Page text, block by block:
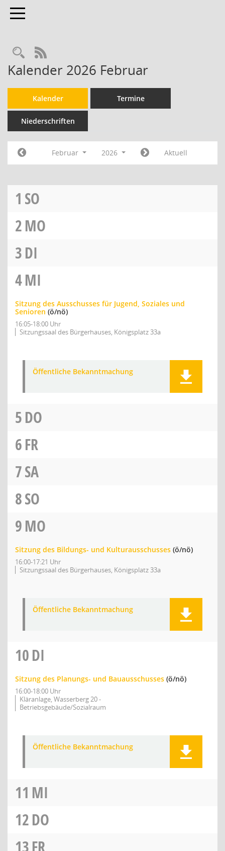
Toggle navigation
RSS-Feed
Kalender 2026 Februar
Kalender Termine
Niederschriften
Februar 2026 Aktuell
1 SO
2MO
3DI
4MI
Sitzung des Ausschusses für Jugend, Soziales und
Senioren (ö/nö)
16:05-18:00 Uhr
Sitzungssaal des Bürgerhauses, Königsplatz 33a
Öffentliche Bekanntmachung
5DO
6FR
7SA
8SO
9MO
Sitzung des Bildungs- und Kulturausschusses (ö/nö)
16:00-17:21 Uhr
Sitzungssaal des Bürgerhauses, Königsplatz 33a
Öffentliche Bekanntmachung
10DI
Sitzung des Planungs- und Bauausschusses (ö/nö)
16:00-18:00 Uhr
Kläranlage, Wasserberg 20 -
Betriebsgebäude/Sozialraum
Öffentliche Bekanntmachung
11 MI
12DO
13FR